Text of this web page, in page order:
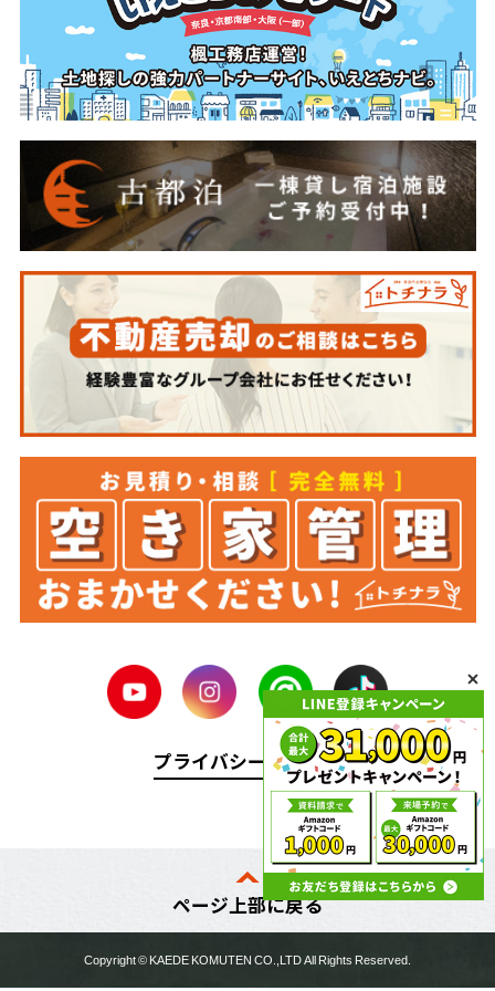
プライバシーポリシー
ページ上部に戻る
Copyright ©KAEDE KOMUTENCO.,LTD All Rights Reserved.